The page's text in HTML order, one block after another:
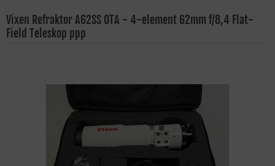
Vixen Refraktor A62SS OTA - 4-element 62mm f/8,4 Flat-
Field Teleskop ppp